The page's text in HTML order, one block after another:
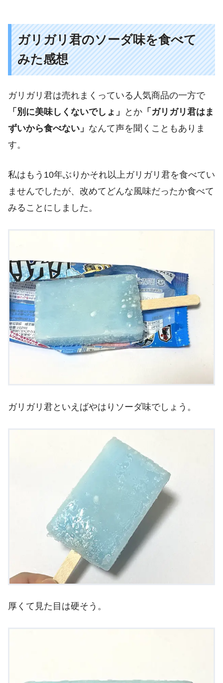
ガリガリ君のソーダ味を食べて
みた感想
ガリガリ君は売れまくっている人気商品の一方で
「別に美味しくないでしょ」
とか 「ガリガリ君はま
ずいから食べない」 なんて声を聞くこともありま
す。
私はもう10年ぶりかそれ以上ガリガリ君を食べてい
ませんでしたが、改めてどんな風味だったか食べて
みることにしました。
ガリガリ君といえばやはりソーダ味でしょう。
厚くて見た目は硬そう。